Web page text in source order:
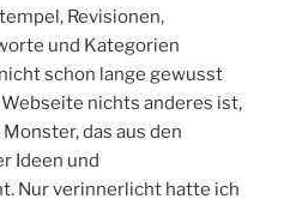
Revisionen,
und Kategorien
schon lange gewusst
nichts anderes ist,
das aus den
Ideen und
Nur verinnerlicht hatte ich